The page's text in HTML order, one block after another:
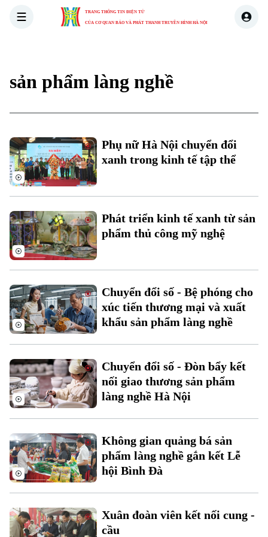
TRANG THÔNG TIN ĐIỆN TỬ
CỦA CƠ QUAN BÁO VÀ PHÁT THANH TRUYỀN HÌNH HÀ NỘI
Xu hướng
Chuyên mục
sản phẩm làng nghề
Phụ nữ Hà Nội chuyển đổi
xanh trong kinh tế tập thể
Phát triển kinh tế xanh từ sản
phẩm thủ công mỹ nghệ
Chuyển đổi số - Bệ phóng cho
xúc tiến thương mại và xuất
khẩu sản phẩm làng nghề
Chuyển đổi số - Đòn bẩy kết
nối giao thương sản phẩm
làng nghề Hà Nội
Không gian quảng bá sản
phẩm làng nghề gắn kết Lễ
hội Bình Đà
Xuân đoàn viên kết nối cung -
cầu